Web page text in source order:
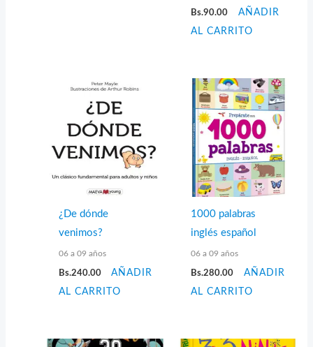
Bs.90.00
AÑADIR
AL CARRITO
¿De dónde
venimos?
06 a 09 años
Bs.240.00
AÑADIR
AL CARRITO
1000 palabras
inglés español
06 a 09 años
Bs.280.00
AÑADIR
AL CARRITO